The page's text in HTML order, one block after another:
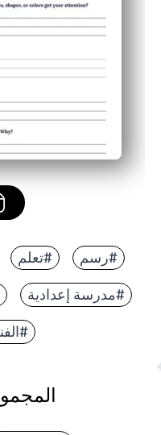
#رسم #تعلم
#مدرسة إعدادية